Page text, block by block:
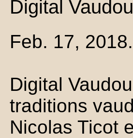
Digital Vaudou
Feb. 17,
Digital
traditions
Nicolas Ticot